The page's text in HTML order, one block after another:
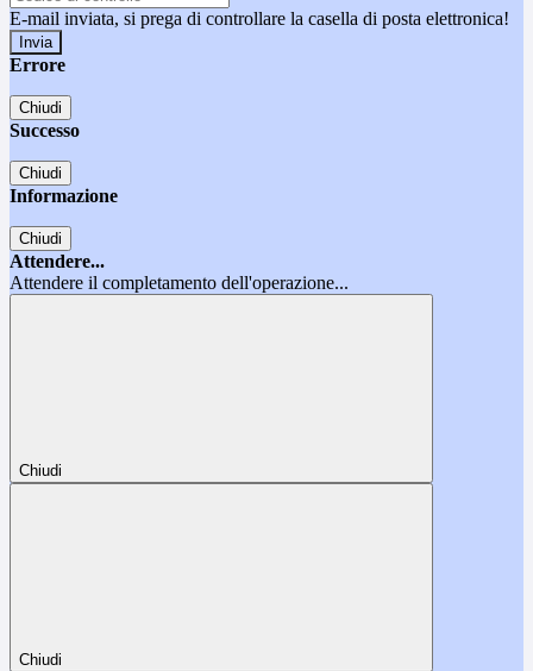
E-mail inviata, si prega di controllare la casella di posta elettronica!
Errore
Chiudi
Successo
Chiudi
Informazione
Chiudi
Attendere...
Attendere il completamento dell'operazione...
Chiudi
Chiudi